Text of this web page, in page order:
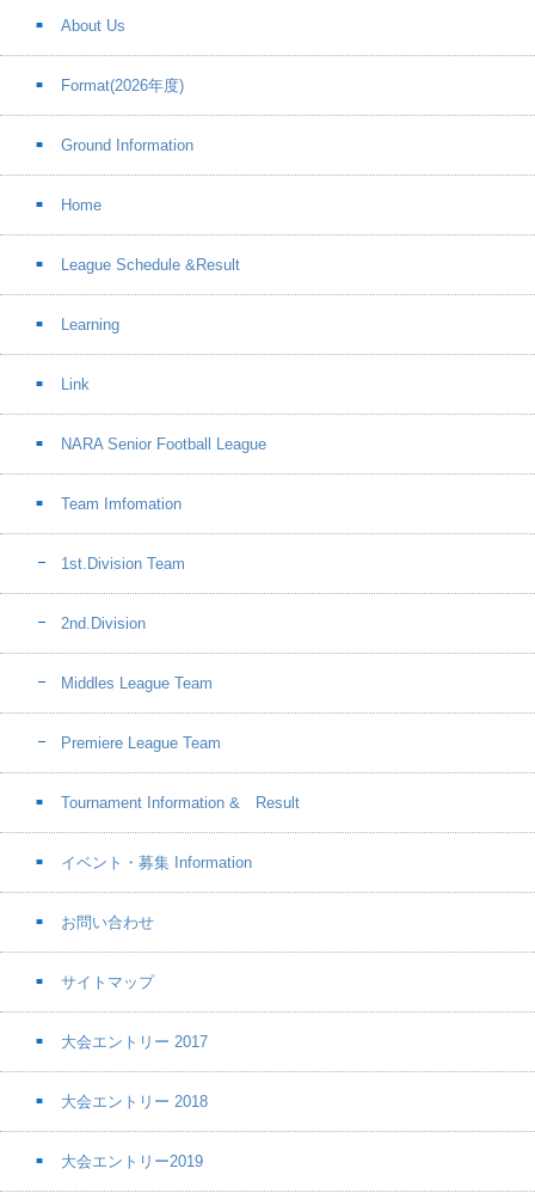
About Us
Format(2026年度)
Ground Information
Home
League Schedule &Result
Learning
Link
NARA Senior Football League
Team Imfomation
1st.Division Team
2nd.Division
Middles League Team
Premiere League Team
Tournament Information & Result
イベント・募集 Information
お問い合わせ
サイトマップ
大会エントリー 2017
大会エントリー 2018
大会エントリー2019